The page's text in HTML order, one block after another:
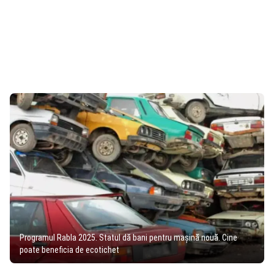
Programul Rabla 2025. Statul dă bani pentru mașină nouă. Cine
poate beneficia de ecotichet